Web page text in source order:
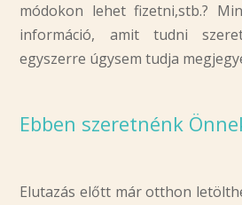
módokon lehet fizetni,stb.?
információ, amit tudni
egyszerre úgysem tudja
Ebben szeretnénk
Elutazás előtt már otthon